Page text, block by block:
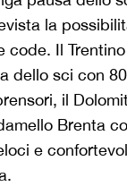
la
code. Il
dello sci con
il
Brenta
e